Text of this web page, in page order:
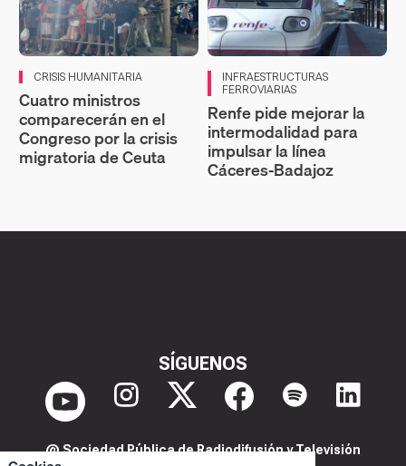
CRISIS HUMANITARIA
Cuatro ministros
comparecerán en el
Congreso por la crisis
migratoria de Ceuta
INFRAESTRUCTURAS
FERROVIARIAS
Renfe pide mejorar la
intermodalidad para
impulsar la línea
Cáceres-Badajoz
SÍGUENOS
@ Sociedad Pública de Radiodifusión y Televisión